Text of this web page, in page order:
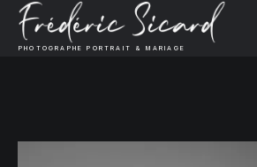
PHOTOGRAPHE PORTRAIT & MARIAGE